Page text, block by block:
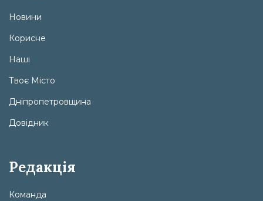
Новини
Корисне
Наші
Твоє Місто
Дніпропетровщина
Довідник
Редакція
Команда